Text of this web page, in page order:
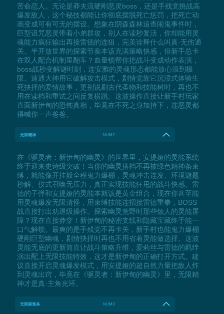
苦命恋人。无论是莽夫流硬刚恶灵boss，还是手残党挑战高
爆发敌人，这个秘技都能让你彻底摆脱死亡惩罚，把死亡动
画变成可有可无的摆设。想象在阴森森林追查闹鬼事件时，
巨型诅咒恶灵带着小弟群攻，别人在读秒复活，你却能用灵
魂能力疯狂输出再接雷德的连狙，完美诠释什么叫真·无伤通
关。半开放世界的探索节奏本该充满策略快感，但新手总卡
在双人配合机制里翻车？血量锁帮你把战斗变成动作表演，
boss战秒变解谜时刻，连安雅的灵魂形态都能放心浪到极
限。速通大神用它破解攻击模式，剧情党靠它沉浸式体验生
死抉择的爱情故事，更别说刷古代圣物和技能树时，再也不
用在读档和重试之间反复横跳。这波操作直接让新手村玩家
直面新伊甸的恐怖真相，毕竟在不死之身加持下，连恶灵都
得喊你一声爸爸。
无限精神 NUM2
在《驱灵者：新伊甸的幽灵》的世界里，安提娅的灵能系统
终于迎来史诗级突破！当你的幽灵搭档不再被绿色精神条束
缚，就能像开挂般全程鬼力爆棚，灵魂冲击连发、环境谜题
秒解、仪式召唤无压力，真正实现技能狂甩的战斗快感。雷
德的子弹和安提娅的灵能本就该是黄金组合，现在你甚至能
用灵魂爆发无限清怪，用束缚技能连招接雷德重拳，BOSS
战直接打出劝退级操作。探索幽灵荒野时那些烦人的灵能屏
障？现在直接莽穿！新伊甸的秘密支线和隐藏宝藏终于能一
口气解锁。最爽的是手残党不再卡关，新手村也能鬼力爆棚
硬刚巨型幽魂，剧情抉择时再也不用省着灵能做选择。这波
灵能无底的更新简直让战斗策略升维，爱莉丝与雷德的羁绊
演出配上无限技能特效，这才是新伊甸的正确打开方式。建
议直接开启灵魂爆发模式，用安提娅的超自然力量把敌人炸
到灵魂出窍，毕竟在《驱灵者：新伊甸的幽灵》里，无限精
神才是真·主角光环。
无限驱逐条 NUM3